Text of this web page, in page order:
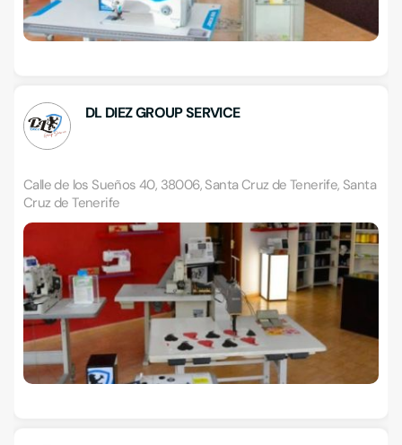
DL DIEZ GROUP SERVICE
Calle de los Sueños 40, 38006, Santa Cruz de Tenerife, Santa
Cruz de Tenerife